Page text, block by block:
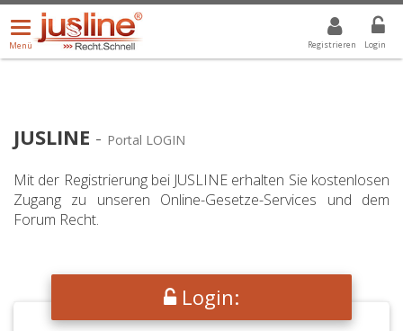
Registrieren Login
Menü
öffnen/schließen
Menü
ALLE DROPDOWN: GEWÄHLTER WERT IST ALLE
JUSLINE - Portal LOGIN
Mit der Registrierung bei JUSLINE erhalten Sie kostenlosen
Zugang zu unseren Online-Gesetze-Services und dem
Forum Recht.
Login: